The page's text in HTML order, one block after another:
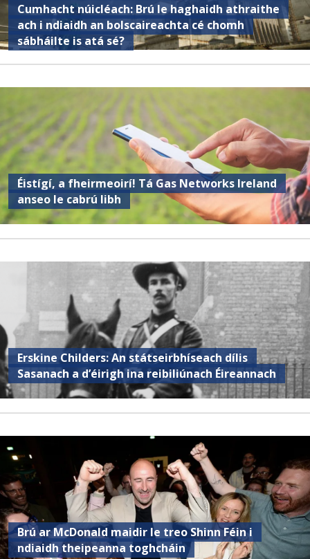
Cumhacht núicléach: Brú le haghaidh athraithe
ach i ndiaidh an bolscaireachta cé chomh
sábháilte is atá sé?
Éistígí, a fheirmeoirí! Tá Gas Networks Ireland
anseo le cabrú libh
Erskine Childers: An státseirbhíseach dílis
Sasanach a d’éirigh ina reibiliúnach Éireannach
Brú ar McDonald maidir le treo Shinn Féin i
ndiaidh theipeanna toghcháin